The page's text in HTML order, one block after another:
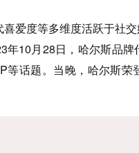
度等多维度活跃于社交
年10月28日，哈尔斯品
话题。当晚，哈尔斯荣